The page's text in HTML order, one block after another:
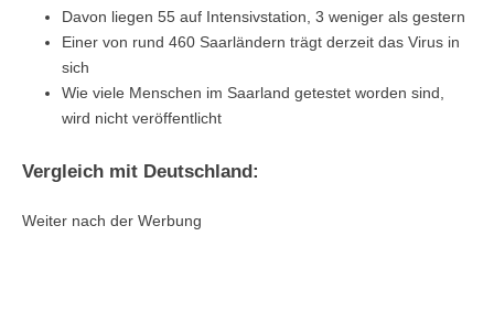
Davon liegen 55 auf Intensivstation, 3 weniger als gestern
Einer von rund 460 Saarländern trägt derzeit das Virus in
sich
Wie viele Menschen im Saarland getestet worden sind,
wird nicht veröffentlicht
Vergleich mit Deutschland:
Weiter nach der Werbung